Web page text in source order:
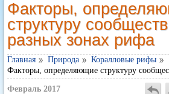
Факторы,
структуру
разных зонах рифа
Главная Природа
Коралловые рифы
Факторы, определяющие структуру
Февраль 2017